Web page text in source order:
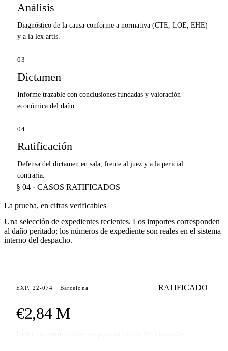
Análisis
Diagnóstico de la causa conforme a normativa (CTE, LOE, EHE)
y a la lex artis.
03
Dictamen
Informe trazable con conclusiones fundadas y valoración
económica del daño.
04
Ratificación
Defensa del dictamen en sala, frente al juez y a la pericial
contraria.
§ 04 · CASOS RATIFICADOS
La prueba, en cifras verificables
Una selección de expedientes recientes. Los importes corresponden
al daño peritado; los números de expediente son reales en el sistema
interno del despacho.
EXP. 22-074 · Barcelona RATIFICADO
€2,84 M